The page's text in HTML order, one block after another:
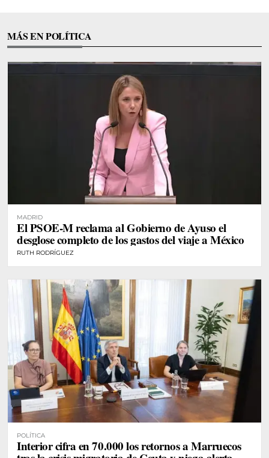
MÁS EN POLÍTICA
MADRID
El PSOE-M reclama al Gobierno de Ayuso el
desglose completo de los gastos del viaje a México
RUTH RODRÍGUEZ
POLÍTICA
Interior cifra en 70.000 los retornos a Marruecos